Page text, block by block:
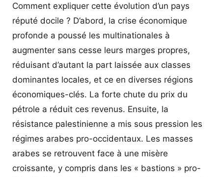
Comment expliquer cette évolution d’un pays
réputé docile ? D’abord, la crise économique
profonde a poussé les multinationales à
augmenter sans cesse leurs marges propres,
réduisant d’autant la part laissée aux classes
dominantes locales, et ce en diverses régions
économiques-clés. La forte chute du prix du
pétrole a réduit ces revenus. Ensuite, la
résistance palestinienne a mis sous pression les
régimes arabes pro-occidentaux. Les masses
arabes se retrouvent face à une misère
croissante, y compris dans les « bastions » pro-